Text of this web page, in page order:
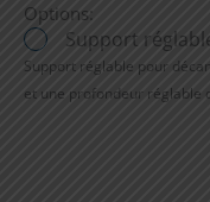
Options:
Support
Support réglable pour
et une profondeur réglable